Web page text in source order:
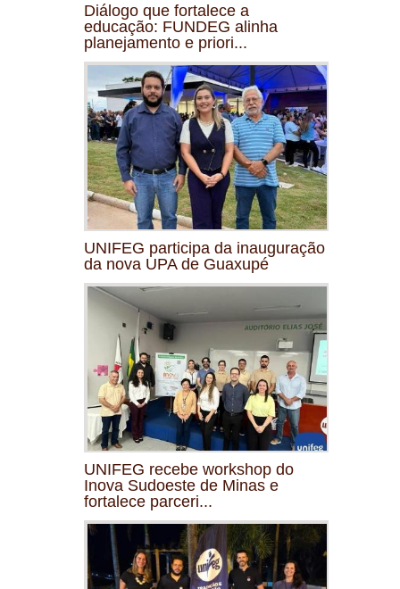
Diálogo que fortalece a
educação: FUNDEG alinha
planejamento e priori...
UNIFEG participa da inauguração
da nova UPA de Guaxupé
UNIFEG recebe workshop do
Inova Sudoeste de Minas e
fortalece parceri...